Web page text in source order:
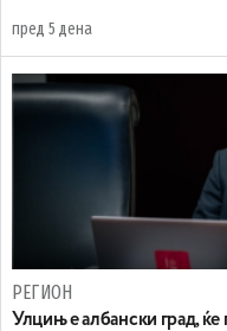
пред 5 дена
РЕГИОН
Улцињ е албански град,